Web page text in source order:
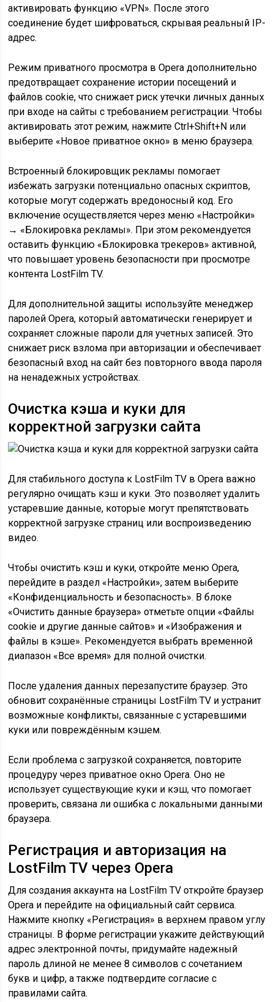
активировать функцию «VPN». После этого
соединение будет шифроваться, скрывая реальный IP-
адрес.
Режим приватного просмотра в Opera дополнительно
предотвращает сохранение истории посещений и
файлов cookie, что снижает риск утечки личных данных
при входе на сайты с требованием регистрации. Чтобы
активировать этот режим, нажмите Ctrl+Shift+N или
выберите «Новое приватное окно» в меню браузера.
Встроенный блокировщик рекламы помогает
избежать загрузки потенциально опасных скриптов,
которые могут содержать вредоносный код. Его
включение осуществляется через меню «Настройки»
→ «Блокировка рекламы». При этом рекомендуется
оставить функцию «Блокировка трекеров» активной,
что повышает уровень безопасности при просмотре
контента LostFilm TV.
Для дополнительной защиты используйте менеджер
паролей Opera, который автоматически генерирует и
сохраняет сложные пароли для учетных записей. Это
снижает риск взлома при авторизации и обеспечивает
безопасный вход на сайт без повторного ввода пароля
на ненадежных устройствах.
Очистка кэша и куки для
корректной загрузки сайта
Для стабильного доступа к LostFilm TV в Opera важно
регулярно очищать кэш и куки. Это позволяет удалить
устаревшие данные, которые могут препятствовать
корректной загрузке страниц или воспроизведению
видео.
Чтобы очистить кэш и куки, откройте меню Opera,
перейдите в раздел «Настройки», затем выберите
«Конфиденциальность и безопасность». В блоке
«Очистить данные браузера» отметьте опции «Файлы
cookie и другие данные сайтов» и «Изображения и
файлы в кэше». Рекомендуется выбрать временной
диапазон «Все время» для полной очистки.
После удаления данных перезапустите браузер. Это
обновит сохранённые страницы LostFilm TV и устранит
возможные конфликты, связанные с устаревшими
куки или повреждённым кэшем.
Если проблема с загрузкой сохраняется, повторите
процедуру через приватное окно Opera. Оно не
использует существующие куки и кэш, что помогает
проверить, связана ли ошибка с локальными данными
браузера.
Регистрация и авторизация на
LostFilm TV через Opera
Для создания аккаунта на LostFilm TV откройте браузер
Opera и перейдите на официальный сайт сервиса.
Нажмите кнопку «Регистрация» в верхнем правом углу
страницы. В форме регистрации укажите действующий
адрес электронной почты, придумайте надежный
пароль длиной не менее 8 символов с сочетанием
букв и цифр, а также подтвердите согласие с
правилами сайта.